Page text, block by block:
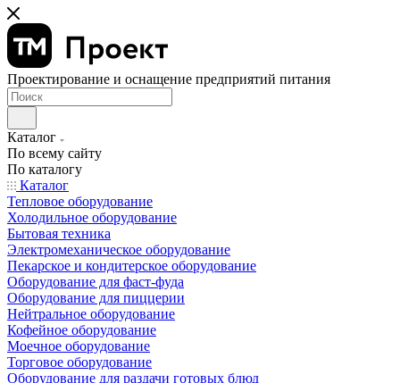
Проектирование и оснащение предприятий питания
Каталог
По всему сайту
По каталогу
Каталог
Тепловое оборудование
Холодильное оборудование
Бытовая техника
Электромеханическое оборудование
Пекарское и кондитерское оборудование
Оборудование для фаст-фуда
Оборудование для пиццерии
Нейтральное оборудование
Кофейное оборудование
Моечное оборудование
Торговое оборудование
Оборудование для раздачи готовых блюд